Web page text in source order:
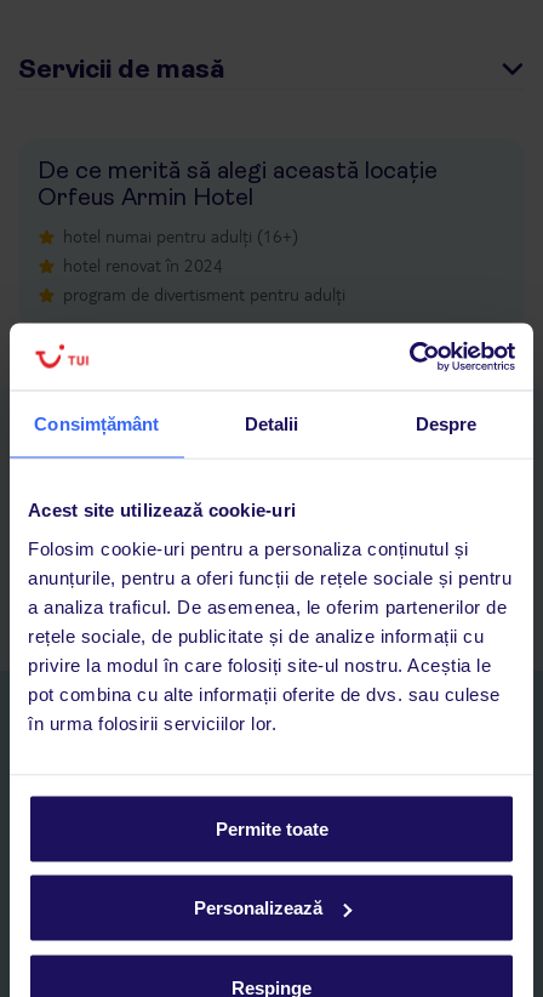
Consimțământ Detalii Despre
Acest site utilizează cookie-uri
Folosim cookie-uri pentru a personaliza conținutul și
anunțurile, pentru a oferi funcții de rețele sociale și pentru
a analiza traficul. De asemenea, le oferim partenerilor de
rețele sociale, de publicitate și de analize informații cu
privire la modul în care folosiți site-ul nostru. Aceștia le
pot combina cu alte informații oferite de dvs. sau culese
în urma folosirii serviciilor lor.
Permite toate
Personalizează
Respinge
Servicii de masă
De ce merită să alegi această locație
Orfeus Armin Hotel
hotel numai pentru adulți (16+)
hotel renovat în 2024
program de divertisment pentru adulți
Descarcă acum aplicația TUI
Cauți rapid vacanțe și hoteluri din toată lumea
Acces la rezervările curente pentru vacanțe și hoteluri, într-o
singură aplicație
Asistență 24/7 prin chat, pe toată durata vacanței
Abonați-vă la newsletter
Sunt de acord cu prelucrarea datelor mele personale de către TUI
Romania SRL în scopuri de marketing, în cadrul și în scopul
specificat în„Informații privind prelucrarea datelor cu caracter